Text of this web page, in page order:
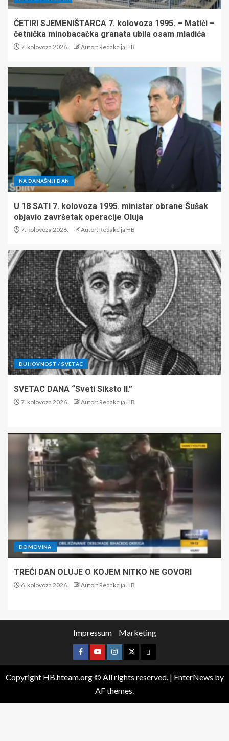
ČETIRI SJEMENIŠTARCA 7. kolovoza 1995. – Matići –
četnička minobacačka granata ubila osam mladića
7. kolovoza 2026. Autor: Redakcija HB
NA DANAŠNJI DAN
U 18 SATI 7. kolovoza 1995. ministar obrane Šušak
objavio završetak operacije Oluja
7. kolovoza 2026. Autor: Redakcija HB
DUHOVNOST / SVETAC
SVETAC DANA “Sveti Siksto II.”
7. kolovoza 2026. Autor: Redakcija HB
DOMOVINA
TREĆI DAN OLUJE O KOJEM NITKO NE GOVORI
6. kolovoza 2026. Autor: Redakcija HB
Impressum Marketing
Copyright HB.hteam.org © All rights reserved. | EnterNews by
AF themes.